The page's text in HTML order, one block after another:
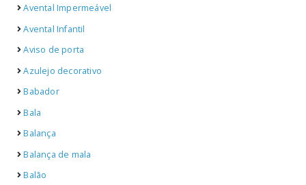
Avental Impermeável
Avental Infantil
Aviso de porta
Azulejo decorativo
Babador
Bala
Balança
Balança de mala
Balão